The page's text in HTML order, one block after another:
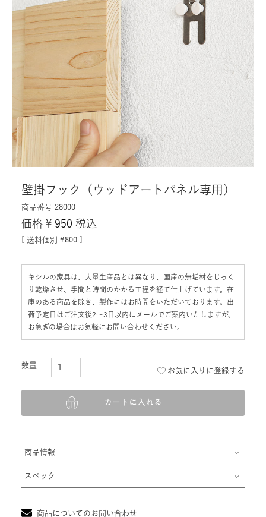
壁掛フック（ウッドアートパネル専用）
商品番号 28000
価格 ¥ 950 税込
送料個別 ¥800
キシルの家具は、大量生産品とは異なり、国産の無垢材をじっく
り乾燥させ、手間と時間のかかる工程を経て仕上げています。在
庫のある商品を除き、製作にはお時間をいただいております。出
荷予定日はご注文後2〜3日以内にメールでご案内いたしますが、
お急ぎの場合はお気軽にお問い合わせください。
お気に入りに登録する
カートに入れる
商品情報
スペック
商品についてのお問い合わせ